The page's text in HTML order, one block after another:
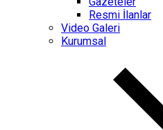
Resmi İlanlar
Video Galeri
Kurumsal